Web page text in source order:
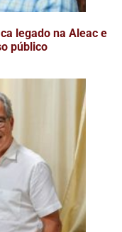
legado na Aleac e
público